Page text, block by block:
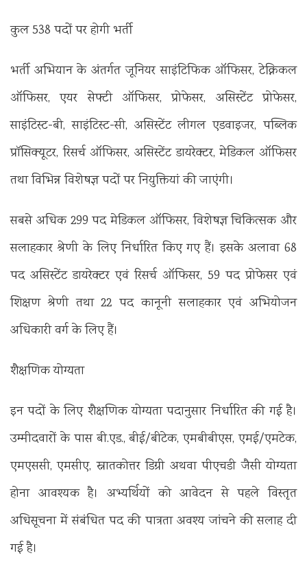
कुल 538 पदों पर होगी भर्ती
भर्ती अभियान के अंतर्गत जूनियर साइंटिफिक ऑफिसर, टेक्निकल
ऑफिसर, एयर सेफ्टी ऑफिसर, प्रोफेसर, असिस्टेंट प्रोफेसर,
साइंटिस्ट-बी, साइंटिस्ट-सी, असिस्टेंट लीगल एडवाइजर, पब्लिक
प्रॉसिक्यूटर, रिसर्च ऑफिसर, असिस्टेंट डायरेक्टर, मेडिकल ऑफिसर
तथा विभिन्न विशेषज्ञ पदों पर नियुक्तियां की जाएंगी।
सबसे अधिक 299 पद मेडिकल ऑफिसर, विशेषज्ञ चिकित्सक और
सलाहकार श्रेणी के लिए निर्धारित किए गए हैं। इसके अलावा 68
पद असिस्टेंट डायरेक्टर एवं रिसर्च ऑफिसर, 59 पद प्रोफेसर एवं
शिक्षण श्रेणी तथा 22 पद कानूनी सलाहकार एवं अभियोजन
अधिकारी वर्ग के लिए हैं।
शैक्षणिक योग्यता
इन पदों के लिए शैक्षणिक योग्यता पदानुसार निर्धारित की गई है।
उम्मीदवारों के पास बी.एड., बीई/बीटेक, एमबीबीएस, एमई/एमटेक,
एमएससी, एमसीए, स्नातकोत्तर डिग्री अथवा पीएचडी जैसी योग्यता
होना आवश्यक है। अभ्यर्थियों को आवेदन से पहले विस्तृत
अधिसूचना में संबंधित पद की पात्रता अवश्य जांचने की सलाह दी
गई है।